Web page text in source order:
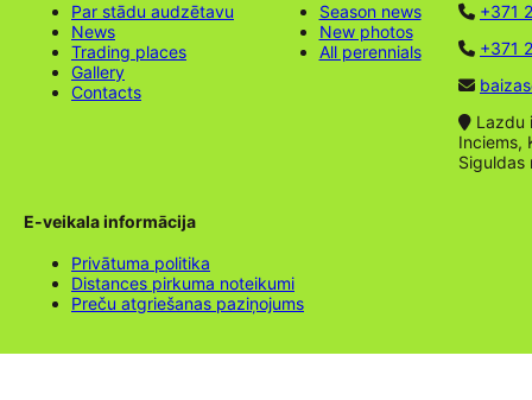
Par stādu audzētavu
News
Trading places
Gallery
Contacts
Season news
New photos
All perennials
+371
+371
Lazdu
Inciems,
Siguldas
E-veikala informācija
Privātuma politika
Distances pirkuma noteikumi
Preču atgriešanas paziņojums